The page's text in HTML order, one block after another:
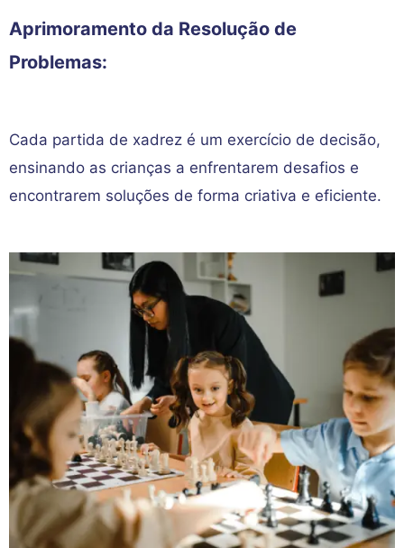
Aprimoramento da Resolução de
Problemas:
Cada partida de xadrez é um exercício de decisão,
ensinando as crianças a enfrentarem desafios e
encontrarem soluções de forma criativa e eficiente.